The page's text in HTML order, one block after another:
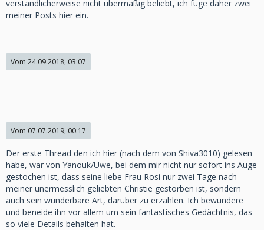
verständlicherweise nicht übermäßig beliebt, ich füge daher zwei
meiner Posts hier ein.
Vom 24.09.2018, 03:07
Vom 07.07.2019, 00:17
Der erste Thread den ich hier (nach dem von Shiva3010) gelesen
habe, war von Yanouk/Uwe, bei dem mir nicht nur sofort ins Auge
gestochen ist, dass seine liebe Frau Rosi nur zwei Tage nach
meiner unermesslich geliebten Christie gestorben ist, sondern
auch sein wunderbare Art, darüber zu erzählen. Ich bewundere
und beneide ihn vor allem um sein fantastisches Gedächtnis, das
so viele Details behalten hat.